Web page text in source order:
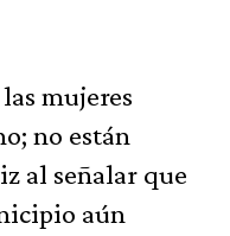
mujeres
no están
al señalar que
aún